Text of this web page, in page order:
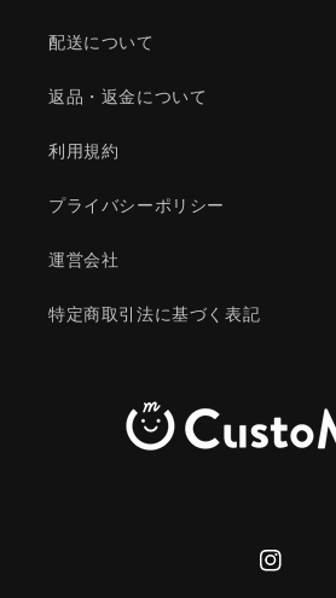
配送について
返品・返金について
利用規約
プライバシーポリシー
運営会社
特定商取引法に基づく表記
Instagram